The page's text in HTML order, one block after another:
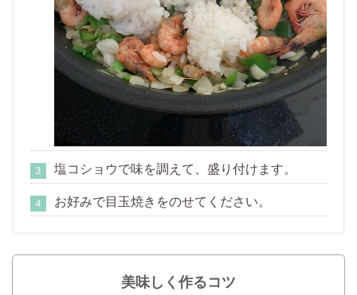
塩コショウで味を調えて、盛り付けます。
お好みで目玉焼きをのせてください。
美味しく作るコツ